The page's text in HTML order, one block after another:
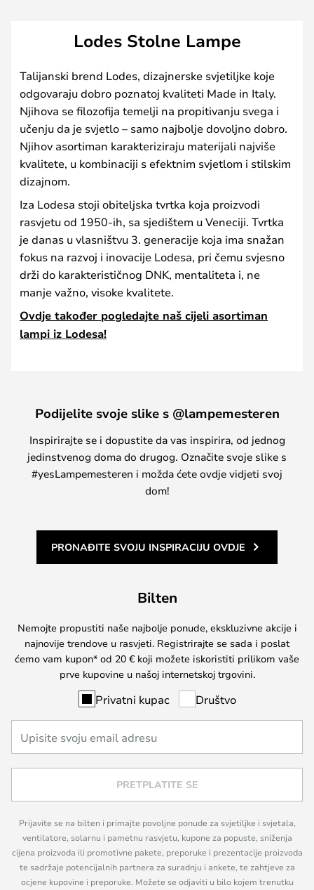
Lodes Stolne Lampe
Talijanski brend Lodes, dizajnerske svjetiljke koje
odgovaraju dobro poznatoj kvaliteti Made in Italy.
Njihova se filozofija temelji na propitivanju svega i
učenju da je svjetlo – samo najbolje dovoljno dobro.
Njihov asortiman karakteriziraju materijali najviše
kvalitete, u kombinaciji s efektnim svjetlom i stilskim
dizajnom.
Iza Lodesa stoji obiteljska tvrtka koja proizvodi
rasvjetu od 1950-ih, sa sjedištem u Veneciji. Tvrtka
je danas u vlasništvu 3. generacije koja ima snažan
fokus na razvoj i inovacije Lodesa, pri čemu svjesno
drži do karakterističnog DNK, mentaliteta i, ne
manje važno, visoke kvalitete.
Ovdje također pogledajte naš cijeli asortiman
lampi iz Lodesa!
Podijelite svoje slike s @lampemesteren
Inspirirajte se i dopustite da vas inspirira, od jednog
jedinstvenog doma do drugog. Označite svoje slike s
#yesLampemesteren i možda ćete ovdje vidjeti svoj
dom!
PRONAĐITE SVOJU INSPIRACIJU OVDJE
Bilten
Nemojte propustiti naše najbolje ponude, ekskluzivne akcije i
najnovije trendove u rasvjeti. Registrirajte se sada i poslat
ćemo vam kupon* od 20 € koji možete iskoristiti prilikom vaše
prve kupovine u našoj internetskoj trgovini.
Privatni kupac Društvo
PRETPLATITE SE
Prijavite se na bilten i primajte povoljne ponude za svjetiljke i svjetala,
ventilatore, solarnu i pametnu rasvjetu, kupone za popuste, sniženja
cijena proizvoda ili promotivne pakete, preporuke i prezentacije proizvoda
te sadržaje potencijalnih partnera za suradnju i ankete, te zahtjeve za
ocjene kupovine i preporuke. Možete se odjaviti u bilo kojem trenutku